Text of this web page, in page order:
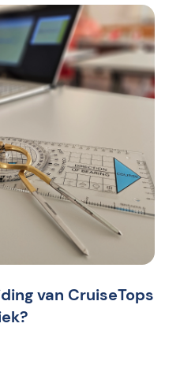
van CruiseTops